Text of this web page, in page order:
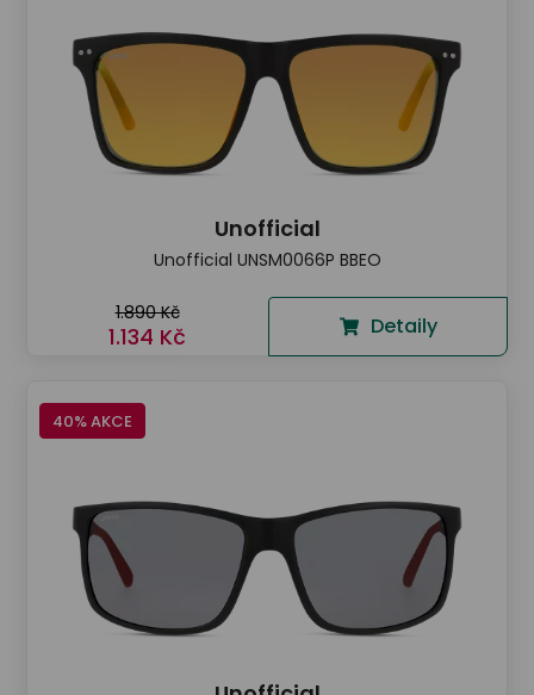
Unofficial
Unofficial UNSM0066P BBEO
1.890 Kč
1.134 Kč Detaily
40% AKCE